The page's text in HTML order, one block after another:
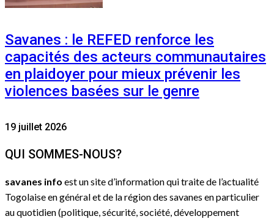
Savanes : le REFED renforce les
capacités des acteurs communautaires
en plaidoyer pour mieux prévenir les
violences basées sur le genre
19 juillet 2026
QUI SOMMES-NOUS?
savanes info est un site d’information qui traite de l’actualité
Togolaise en général et de la région des savanes en particulier
au quotidien (politique, sécurité, société, développement